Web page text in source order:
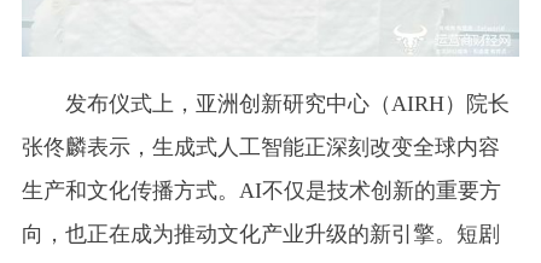
发布仪式上，亚洲创新研究中心（AIRH）院长
张佟麟表示，生成式人工智能正深刻改变全球内容
生产和文化传播方式。AI不仅是技术创新的重要方
向，也正在成为推动文化产业升级的新引擎。短剧